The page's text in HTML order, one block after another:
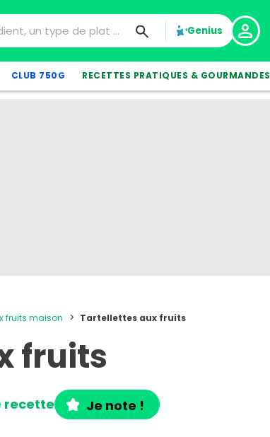
Genius
CLUB 750G RECETTES PRATIQUES & GOURMANDES
fruits maison Tartellettes aux fruits
fruits
recette Je note !